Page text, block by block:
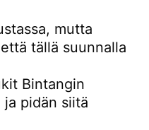
mutta
tällä suunnalla
Bintangin
pidän siitä